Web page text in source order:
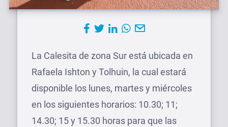
La Calesita de zona Sur está ubicada en
Rafaela Ishton y Tolhuin, la cual estará
disponible los lunes, martes y miércoles
en los siguientes horarios: 10.30; 11;
14.30; 15 y 15.30 horas para que las